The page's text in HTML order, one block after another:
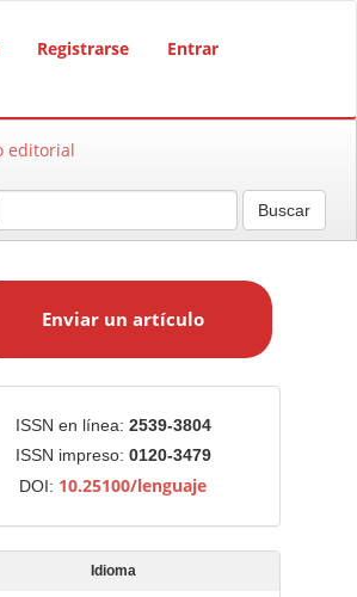
Registrarse Entrar
editorial
Buscar
Enviar un artículo
ISSN en línea: 2539-3804
ISSN impreso: 0120-3479
DOI: 10.25100/lenguaje
Idioma